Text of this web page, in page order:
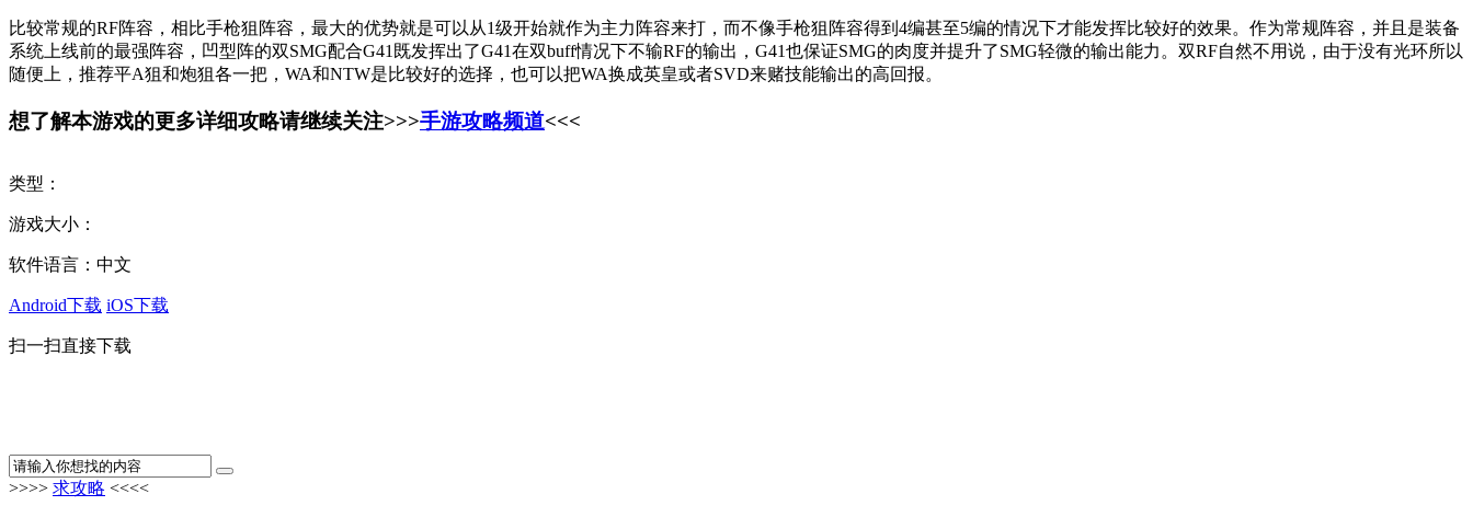
比较常规的RF阵容，相比手枪狙阵容，最大的优势就是可以从1级开始就作为主力阵容来打，而不像手枪狙阵容得到4编甚至5编的情况下才能发挥比较好的效果。作为常规阵容，并且是装备
系统上线前的最强阵容，凹型阵的双SMG配合G41既发挥出了G41在双buff情况下不输RF的输出，G41也保证SMG的肉度并提升了SMG轻微的输出能力。双RF自然不用说，由于没有光环所以
随便上，推荐平A狙和炮狙各一把，WA和NTW是比较好的选择，也可以把WA换成英皇或者SVD来赌技能输出的高回报。
想了解本游戏的更多详细攻略请继续关注>>>手游攻略频道<<<
类型：
游戏大小：
软件语言： 中文
Android下载 iOS下载
扫一扫直接下载
>>>> 求攻略 <<<<